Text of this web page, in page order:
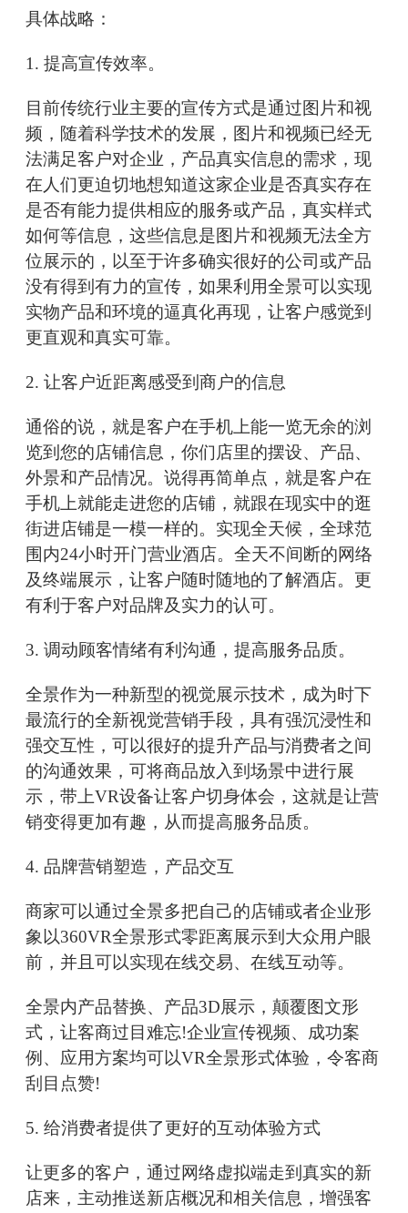
具体战略：
1. 提高宣传效率。
目前传统行业主要的宣传方式是通过图片和视
频，随着科学技术的发展，图片和视频已经无
法满足客户对企业，产品真实信息的需求，现
在人们更迫切地想知道这家企业是否真实存在
是否有能力提供相应的服务或产品，真实样式
如何等信息，这些信息是图片和视频无法全方
位展示的，以至于许多确实很好的公司或产品
没有得到有力的宣传，如果利用全景可以实现
实物产品和环境的逼真化再现，让客户感觉到
更直观和真实可靠。
2. 让客户近距离感受到商户的信息
通俗的说，就是客户在手机上能一览无余的浏
览到您的店铺信息，你们店里的摆设、产品、
外景和产品情况。说得再简单点，就是客户在
手机上就能走进您的店铺，就跟在现实中的逛
街进店铺是一模一样的。实现全天候，全球范
围内24小时开门营业酒店。全天不间断的网络
及终端展示，让客户随时随地的了解酒店。更
有利于客户对品牌及实力的认可。
3. 调动顾客情绪有利沟通，提高服务品质。
全景作为一种新型的视觉展示技术，成为时下
最流行的全新视觉营销手段，具有强沉浸性和
强交互性，可以很好的提升产品与消费者之间
的沟通效果，可将商品放入到场景中进行展
示，带上VR设备让客户切身体会，这就是让营
销变得更加有趣，从而提高服务品质。
4. 品牌营销塑造，产品交互
商家可以通过全景多把自己的店铺或者企业形
象以360VR全景形式零距离展示到大众用户眼
前，并且可以实现在线交易、在线互动等。
全景内产品替换、产品3D展示，颠覆图文形
式，让客商过目难忘!企业宣传视频、成功案
例、应用方案均可以VR全景形式体验，令客商
刮目点赞!
5. 给消费者提供了更好的互动体验方式
让更多的客户，通过网络虚拟端走到真实的新
店来，主动推送新店概况和相关信息，增强客